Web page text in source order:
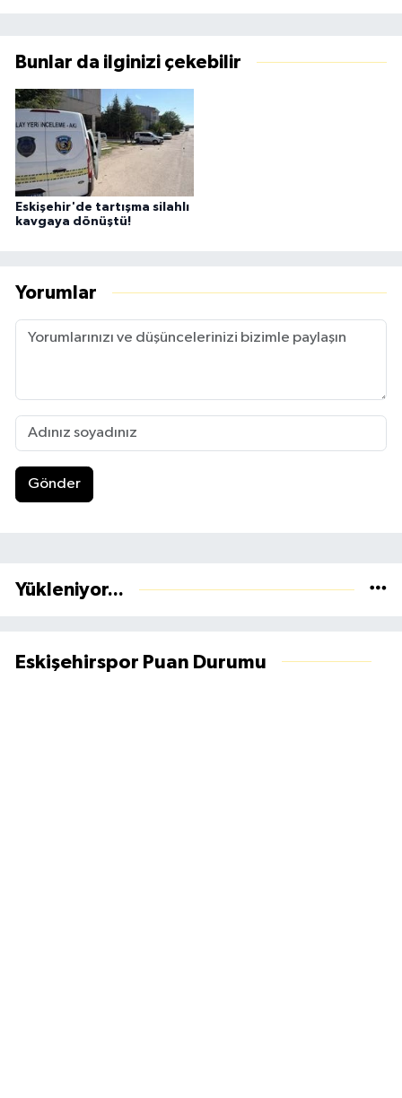
Bunlar da ilginizi çekebilir
Eskişehir'de tartışma silahlı
kavgaya dönüştü!
Yorumlar
Gönder
Yükleniyor...
Eskişehirspor Puan Durumu